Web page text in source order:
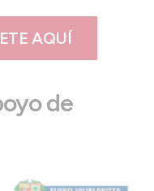
AQUÍ
de